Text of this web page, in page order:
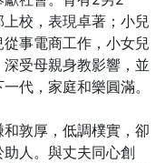
校，表現卓著；小兒
事電商工作，小女兒
受母親身教影響，並
代，家庭和樂圓滿。
敦厚，低調樸實，卻
人。與丈夫同心創